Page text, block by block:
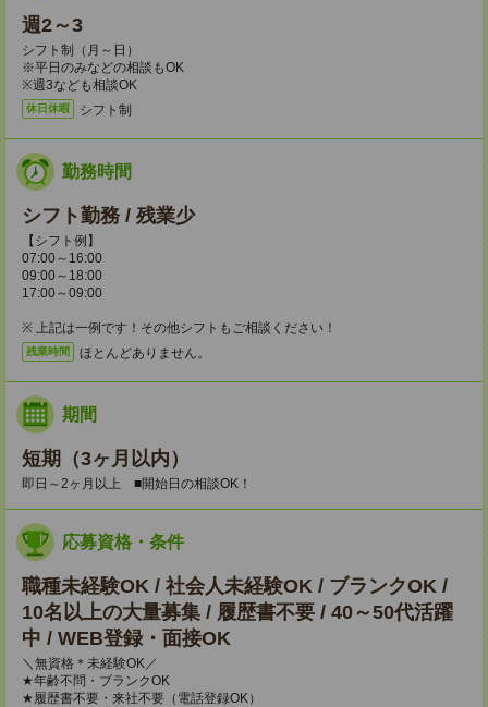
週2～3
シフト制（月～日）
※平日のみなどの相談もOK
※週3なども相談OK
休日休暇 シフト制
勤務時間
シフト勤務 / 残業少
【シフト例】
07:00～16:00
09:00～18:00
17:00～09:00
※ 上記は一例です！その他シフトもご相談ください！
残業時間 ほとんどありません。
期間
短期（3ヶ月以内）
即日～2ヶ月以上 ■開始日の相談OK！
応募資格・条件
職種未経験OK / 社会人未経験OK / ブランクOK /
10名以上の大量募集 / 履歴書不要 / 40～50代活躍
中 / WEB登録・面接OK
＼無資格＊未経験OK／
★年齢不問・ブランクOK
★履歴書不要・来社不要（電話登録OK）